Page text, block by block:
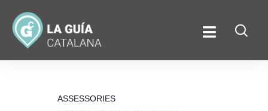
ASSESSORIES